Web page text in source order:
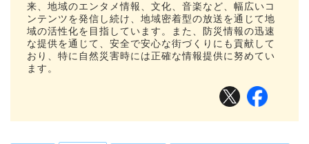
来、地域のエンタメ情報、文化、音楽など、幅広いコ
ンテンツを発信し続け、地域密着型の放送を通じて地
域の活性化を目指しています。また、防災情報の迅速
な提供を通じて、安全で安心な街づくりにも貢献して
おり、特に自然災害時には正確な情報提供に努めてい
ます。